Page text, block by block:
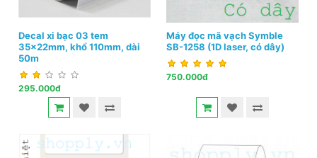
Decal xi bạc 03 tem
35x22mm, khổ 110mm, dài
50m
295.000đ
Máy đọc mã vạch Symble
SB-1258 (1D laser, có dây)
750.000đ